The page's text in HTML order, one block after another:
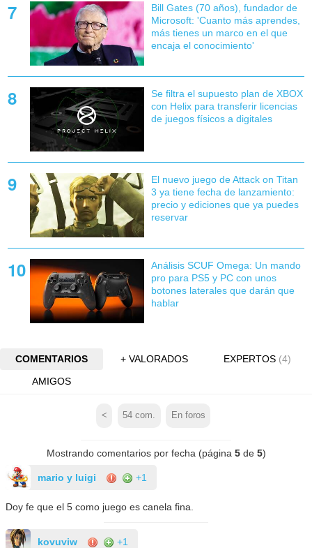
Bill Gates (70 años), fundador de
Microsoft: 'Cuanto más aprendes,
más tienes un marco en el que
encaja el conocimiento'
Se filtra el supuesto plan de XBOX
con Helix para transferir licencias
de juegos físicos a digitales
El nuevo juego de Attack on Titan
3 ya tiene fecha de lanzamiento:
precio y ediciones que ya puedes
reservar
Análisis SCUF Omega: Un mando
pro para PS5 y PC con unos
botones laterales que darán que
hablar
COMENTARIOS + VALORADOS EXPERTOS (4)
AMIGOS
< 54 com. En foros
Mostrando comentarios por fecha (página 5de 5)
mario y luigi +1
Doy fe que el 5 como juego es canela fina.
kovuviw +1